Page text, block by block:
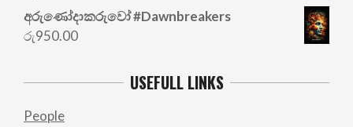
අරු‍ණෝදාකරුවෝ #Dawnbreakers
රු950.00
USEFULL LINKS
People